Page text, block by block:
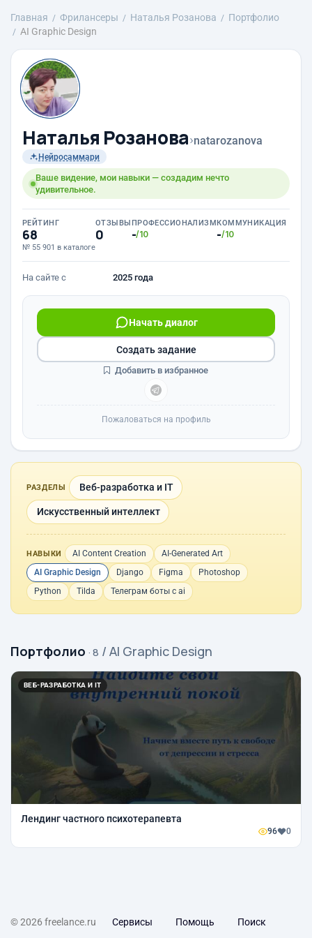
Главная Фрилансеры Наталья Розанова
Портфолио
AI Graphic Design
Наталья Розанова›natarozanova
Нейросаммари
Ваше видение, мои навыки — создадим нечто
удивительное.
РЕЙТИНГ
68
№ 55 901 в каталоге
ОТЗЫВЫ
0
ПРОФЕССИОНАЛИЗМ
-/10
КОММУНИКАЦИЯ
-/10
На сайте с 2025 года
Начать диалог
Создать задание
Добавить в избранное
Пожаловаться на профиль
РАЗДЕЛЫ Веб-разработка и IT
Искусственный интеллект
НАВЫКИ AI Content Creation
AI-Generated Art
AI Graphic Design
Django Figma
Photoshop
Python
Tilda Телеграм боты с ai
Портфолио · 8 / AI Graphic Design
ВЕБ-РАЗРАБОТКА И IT
Лендинг частного психотерапевта
96 0
© 2026 freelance.ru Сервисы Помощь Поиск